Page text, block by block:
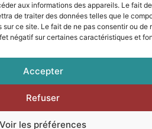
aux informations des appareils. Le fait
de traiter des données telles que le
ce site. Le fait de ne pas consentir ou de
négatif sur certaines caractéristiques et
Accepter
Refuser
Voir les préférences